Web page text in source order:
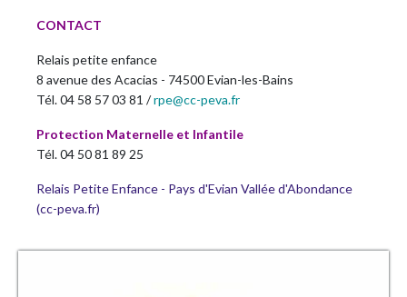
CONTACT
Relais petite enfance
8 avenue des Acacias - 74500 Evian-les-Bains
Tél. 04 58 57 03 81 /rpe@cc-peva.fr
Protection Maternelle et Infantile
Tél. 04 50 81 89 25
Relais Petite Enfance - Pays d'Evian Vallée d'Abondance
(cc-peva.fr)